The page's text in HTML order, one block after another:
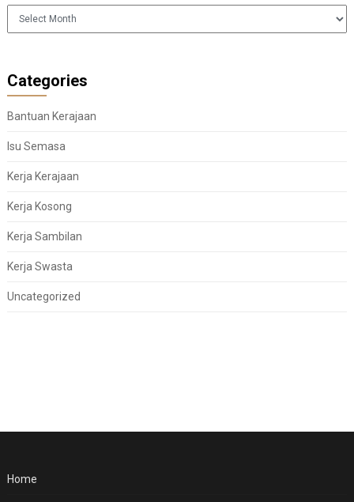
Arkib
Categories
Bantuan Kerajaan
Isu Semasa
Kerja Kerajaan
Kerja Kosong
Kerja Sambilan
Kerja Swasta
Uncategorized
Home